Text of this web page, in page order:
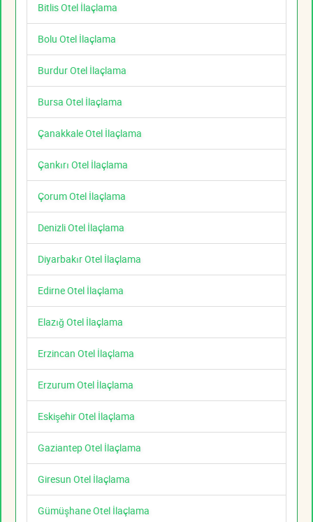
Bitlis Otel İlaçlama
Bolu Otel İlaçlama
Burdur Otel İlaçlama
Bursa Otel İlaçlama
Çanakkale Otel İlaçlama
Çankırı Otel İlaçlama
Çorum Otel İlaçlama
Denizli Otel İlaçlama
Diyarbakır Otel İlaçlama
Edirne Otel İlaçlama
Elazığ Otel İlaçlama
Erzincan Otel İlaçlama
Erzurum Otel İlaçlama
Eskişehir Otel İlaçlama
Gaziantep Otel İlaçlama
Giresun Otel İlaçlama
Gümüşhane Otel İlaçlama